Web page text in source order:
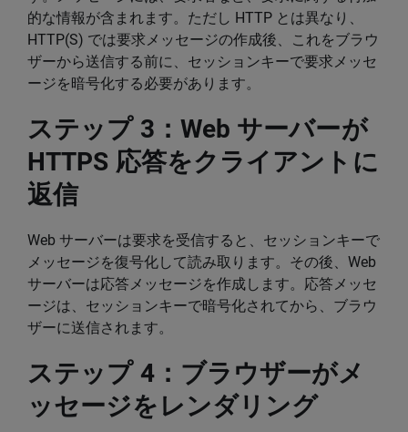
的な情報が含まれます。ただし HTTP とは異なり、
HTTP(S) では要求メッセージの作成後、これをブラウ
ザーから送信する前に、セッションキーで要求メッセ
ージを暗号化する必要があります。
ステップ 3：Web サーバーが
HTTPS 応答をクライアントに
返信
Web サーバーは要求を受信すると、セッションキーで
メッセージを復号化して読み取ります。その後、Web
サーバーは応答メッセージを作成します。応答メッセ
ージは、セッションキーで暗号化されてから、ブラウ
ザーに送信されます。
ステップ 4：ブラウザーがメ
ッセージをレンダリング